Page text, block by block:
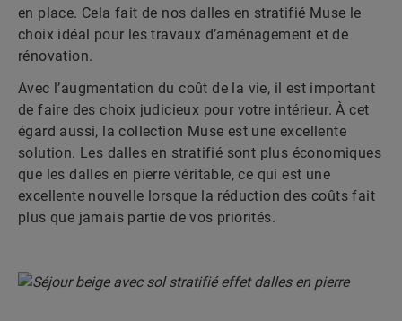
en place. Cela fait de nos dalles en stratifié Muse le
choix idéal pour les travaux d’aménagement et de
rénovation.
Avec l’augmentation du coût de la vie, il est important
de faire des choix judicieux pour votre intérieur. À cet
égard aussi, la collection Muse est une excellente
solution. Les dalles en stratifié sont plus économiques
que les dalles en pierre véritable, ce qui est une
excellente nouvelle lorsque la réduction des coûts fait
plus que jamais partie de vos priorités.